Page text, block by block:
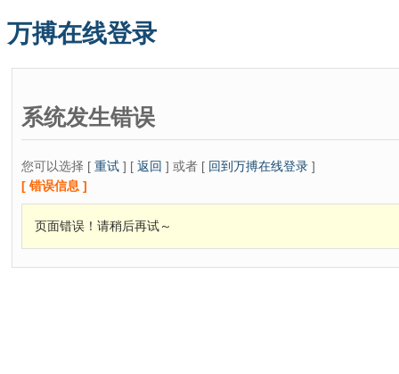
万搏在线登录
系统发生错误
您可以选择 [ 重试 ] [ 返回 ] 或者 [ 回到万搏在线登录 ]
[ 错误信息 ]
页面错误！请稍后再试～